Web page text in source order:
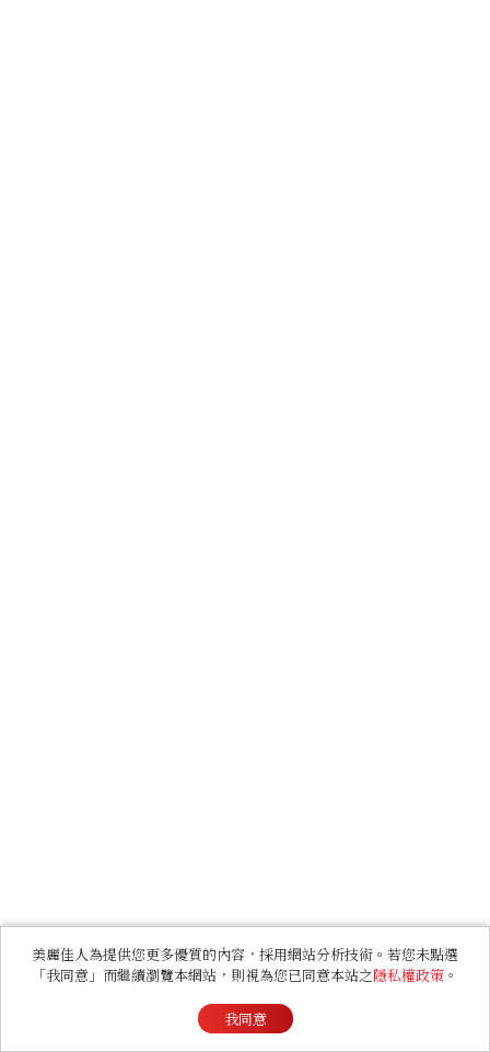
美麗佳人為提供您更多優質的內容，採用網站分析技術。若您未點選
「我同意」而繼續瀏覽本網站，則視為您已同意本站之隱私權政策 。
我同意